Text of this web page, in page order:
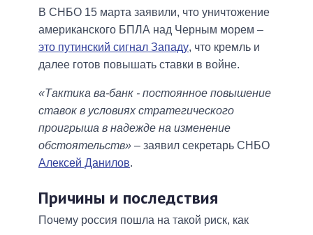
В СНБО 15 марта заявили, что уничтожение
американского БПЛА над Черным морем –
это путинский сигнал Западу, что кремль и
далее готов повышать ставки в войне.
«Тактика ва-банк - постоянное повышение
ставок в условиях стратегического
проигрыша в надежде на изменение
обстоятельств» – заявил секретарь СНБО
Алексей Данилов.
Причины и последствия
Почему россия пошла на такой риск, как